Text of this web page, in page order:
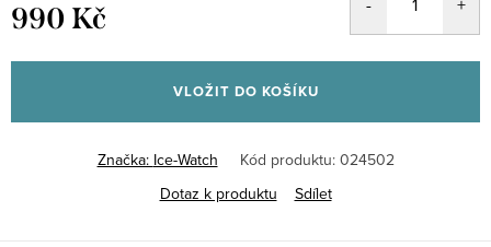
990 Kč
cena:
VLOŽIT DO KOŠÍKU
Značka: Ice-Watch Kód produktu: 024502
Dotaz k produktu
Sdílet